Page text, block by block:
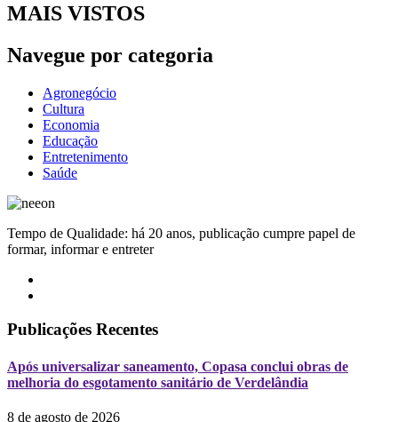
MAIS VISTOS
Navegue por categoria
Agronegócio
Cultura
Economia
Educação
Entretenimento
Saúde
Tempo de Qualidade: há 20 anos, publicação cumpre papel de
formar, informar e entreter
Publicações Recentes
Após universalizar saneamento, Copasa conclui obras de
melhoria do esgotamento sanitário de Verdelândia
8 de agosto de 2026